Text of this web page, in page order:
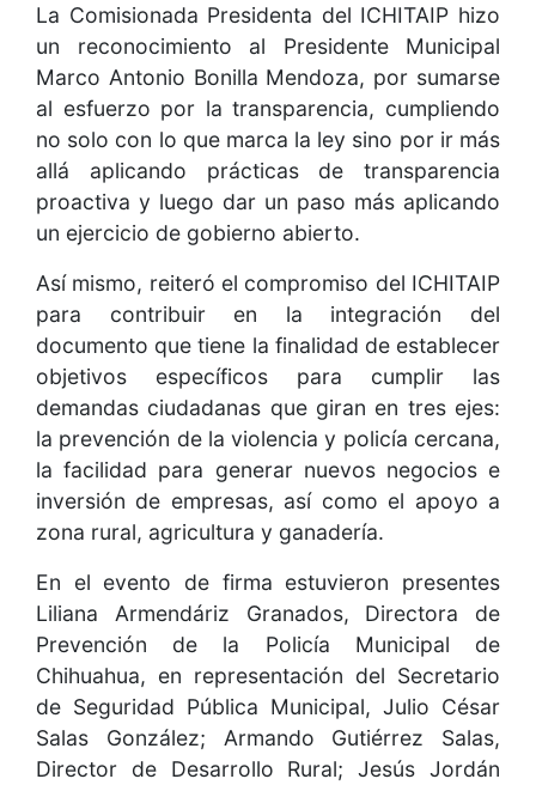
La Comisionada Presidenta del ICHITAIP hizo
un reconocimiento al Presidente Municipal
Marco Antonio Bonilla Mendoza, por sumarse
al esfuerzo por la transparencia, cumpliendo
no solo con lo que marca la ley sino por ir más
allá aplicando prácticas de transparencia
proactiva y luego dar un paso más aplicando
un ejercicio de gobierno abierto.
Así mismo, reiteró el compromiso del ICHITAIP
para contribuir en la integración del
documento que tiene la finalidad de establecer
objetivos específicos para cumplir las
demandas ciudadanas que giran en tres ejes:
la prevención de la violencia y policía cercana,
la facilidad para generar nuevos negocios e
inversión de empresas, así como el apoyo a
zona rural, agricultura y ganadería.
En el evento de firma estuvieron presentes
Liliana Armendáriz Granados, Directora de
Prevención de la Policía Municipal de
Chihuahua, en representación del Secretario
de Seguridad Pública Municipal, Julio César
Salas González; Armando Gutiérrez Salas,
Director de Desarrollo Rural; Jesús Jordán